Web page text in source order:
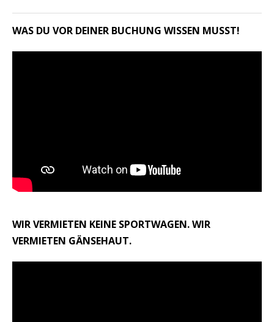
WAS DU VOR DEINER BUCHUNG WISSEN MUSST!
WIR VERMIETEN KEINE SPORTWAGEN. WIR
VERMIETEN GÄNSEHAUT.